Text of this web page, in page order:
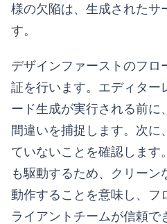
様の欠陥は、生成されたサ
す。
デザインファーストのフロ
証を行います。エディター
ード生成が実行される前に
間違いを捕捉します。次に
ていないことを確認します
も駆動するため、クリーン
動作することを意味し、フ
ライアントチームが信頼で